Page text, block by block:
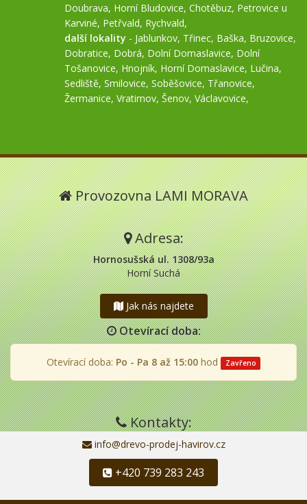
Doubrava, Horní Bludovice, Chotěbuz, Petrovice u
Karviné, Petřvald, Rychvald,
další lokality - Jablunkov, Třinec, Baška, Bruzovice,
Dobratice, Dobrá, Dolní Domaslavice, Dolní
Tošanovice, Hnojník, Horní Domaslavice, Lučina,
Sedliště, Smilovice, Soběšovice, Třanovice,
Žermanice, Vratimov, Šenov, Václavovice,
Provozovna LAMI MORAVA
Adresa:
Hornosušská ul. 1308/93a
Horní Suchá
Jak nás najdete
Otevírací doba:
Otevírací doba: Po - Pa 8 až 15:00 hod Zavřeno
Kontakty:
info@drevo-prodej-havirov.cz
+420 739 283 243